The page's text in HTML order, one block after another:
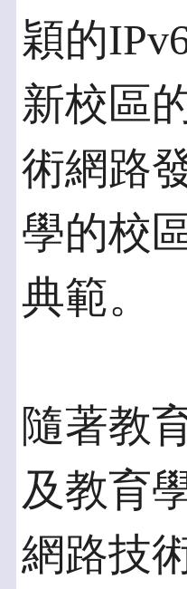
穎的
新校區
術網路
學的校
典範。
隨著教
及教育
網路技